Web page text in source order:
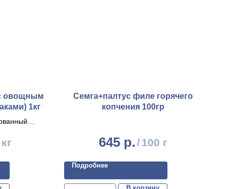
овощным
1кг
блюдо
гостей.
Семга+палтус филе горячего
копчения 100гр
645 р./100 г
Подробнее